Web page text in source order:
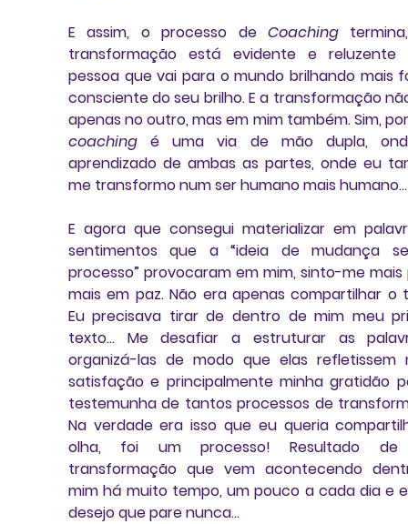
E assim, o processo de Coaching
transformação está evidente e reluzente
pessoa que vai para o mundo brilhando mais
consciente do seu brilho. E a transformação
coaching é uma via de mão dupla,
aprendizado de ambas as partes, onde eu
me transformo num ser humano mais humano…
E agora que consegui materializar em
sentimentos que a “ideia de mudança
processo” provocaram em mim, sinto-me mais
mais em paz. Não era apenas compartilhar o
Eu precisava tirar de dentro de mim meu
texto… Me desafiar a estruturar as
organizá-las de modo que elas refletissem
satisfação e principalmente minha gratidão
testemunha de tantos processos de
Na verdade era isso que eu queria
olha, foi um processo! Resultado de
transformação que vem acontecendo
mim há muito tempo, um pouco a cada dia e
desejo que pare nunca…